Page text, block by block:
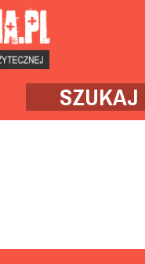
SZUKAJ